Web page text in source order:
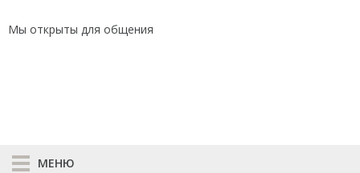
Мы открыты для общения
МЕНЮ